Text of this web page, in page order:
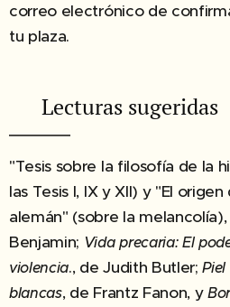
correo electrónico de
tu plaza.
✔︎ Lecturas sugeridas
"Tesis sobre la filosofía de la
las Tesis I, IX y XII) y "El
alemán" (sobre la
Benjamin; Vida precaria: El
violencia., de Judith Butler;
blancas, de Frantz Fanon, y